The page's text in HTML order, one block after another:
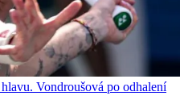
Vondroušová po odhalení